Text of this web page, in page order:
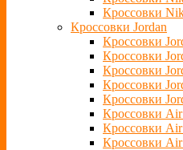
Кроссовки
Кроссовки Jordan
Кроссовки
Кроссовки
Кроссовки
Кроссовки
Кроссовки
Кроссовки Air
Кроссовки Air
Кроссовки Air